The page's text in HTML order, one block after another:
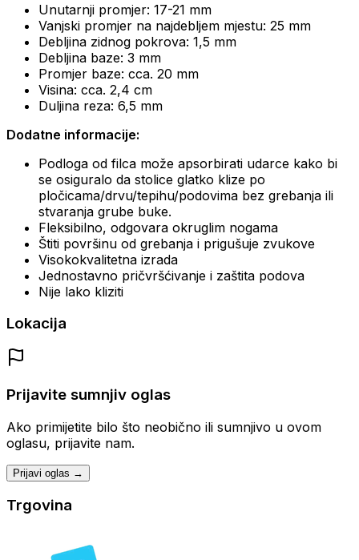
Unutarnji promjer: 17-21 mm
Vanjski promjer na najdebljem mjestu: 25 mm
Debljina zidnog pokrova: 1,5 mm
Debljina baze: 3 mm
Promjer baze: cca. 20 mm
Visina: cca. 2,4 cm
Duljina reza: 6,5 mm
Dodatne informacije:
Podloga od filca može apsorbirati udarce kako bi
se osiguralo da stolice glatko klize po
pločicama/drvu/tepihu/podovima bez grebanja ili
stvaranja grube buke.
Fleksibilno, odgovara okruglim nogama
Štiti površinu od grebanja i prigušuje zvukove
Visokokvalitetna izrada
Jednostavno pričvršćivanje i zaštita podova
Nije lako kliziti
Lokacija
Prijavite sumnjiv oglas
Ako primijetite bilo što neobično ili sumnjivo u ovom
oglasu, prijavite nam.
Prijavi oglas →
Trgovina